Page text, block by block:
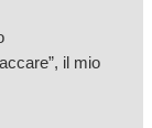
il mio